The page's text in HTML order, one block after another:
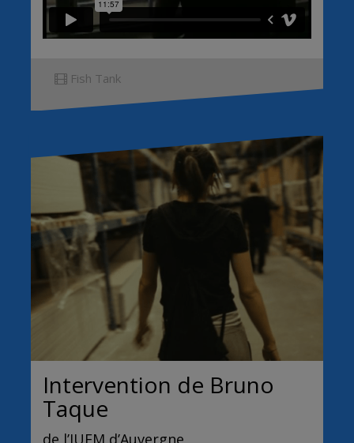
Fish Tank
Intervention de Bruno
Taque
de l’IUFM d’Auvergne